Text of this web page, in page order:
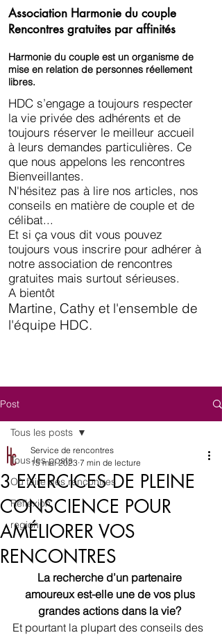
Association Harmonie du couple
Rencontres gratuites par affinités
Harmonie du couple est un organisme de
mise en relation de personnes réellement
libres.
HDC s’engage a toujours respecter
la vie privée des adhérents et de
toujours réserver le meilleur accueil
à leurs demandes particulières. Ce
que nous appelons les rencontres
Bienveillantes.
N'hésitez pas à lire nos articles, nos
conseils en matière de couple et de
célibat...
Et si ça vous dit vous pouvez
toujours vous inscrire pour adhérer à
notre association de rencontres
gratuites mais surtout sérieuses.
A bientôt
Martine, Cathy et l'ensemble de
l'équipe HDC.
Post
Tous les posts
Où faire des rencontres
Reflexion
region
Tous les posts
3 EXERCICES DE PLEINE
CONSCIENCE POUR
AMÉLIORER VOS
RENCONTRES
Service de rencontres
15 mai 2023 7 min de lecture
La recherche d’un partenaire
amoureux est-elle une de vos plus
grandes actions dans la vie?
Et pourtant la plupart des conseils des